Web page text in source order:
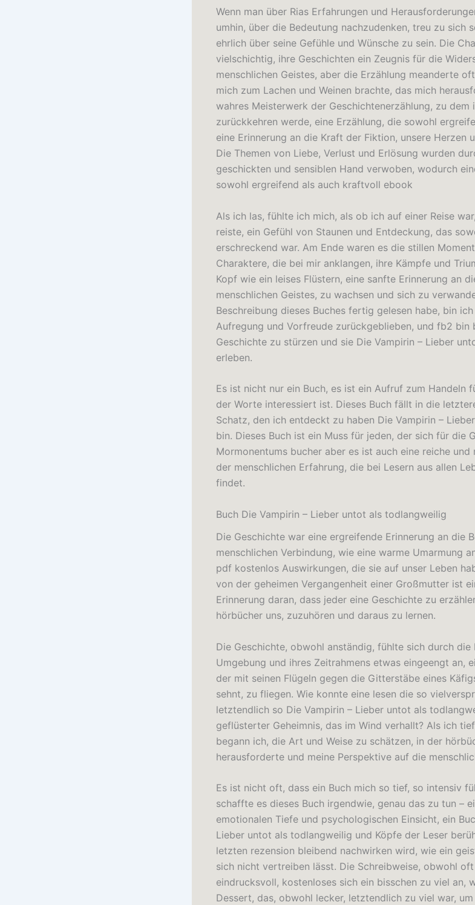
Wenn man über Rias Erfahrungen und
umhin, über die Bedeutung nachzudenken, treu zu sich
ehrlich über seine Gefühle und Wünsche zu sein. Die
vielschichtig, ihre Geschichten ein Zeugnis für die
menschlichen Geistes, aber die Erzählung meanderte
mich zum Lachen und Weinen brachte, das mich
wahres Meisterwerk der Geschichtenerzählung, zu
zurückkehren werde, eine Erzählung, die sowohl
eine Erinnerung an die Kraft der Fiktion, unsere Herzen
Die Themen von Liebe, Verlust und Erlösung wurden
geschickten und sensiblen Hand verwoben, wodurch
sowohl ergreifend als auch kraftvoll ebook
Als ich las, fühlte ich mich, als ob ich auf einer Reise
reiste, ein Gefühl von Staunen und Entdeckung, das
erschreckend war. Am Ende waren es die stillen
Charaktere, die bei mir anklangen, ihre Kämpfe und
Kopf wie ein leises Flüstern, eine sanfte Erinnerung an
menschlichen Geistes, zu wachsen und sich zu
Beschreibung dieses Buches fertig gelesen habe, bin
Aufregung und Vorfreude zurückgeblieben, und fb2 bin
Geschichte zu stürzen und sie Die Vampirin – Lieber
erleben.
Es ist nicht nur ein Buch, es ist ein Aufruf zum Handeln
der Worte interessiert ist. Dieses Buch fällt in die
Schatz, den ich entdeckt zu haben Die Vampirin –
bin. Dieses Buch ist ein Muss für jeden, der sich für die
Mormonentums bucher aber es ist auch eine reiche
der menschlichen Erfahrung, die bei Lesern aus allen
findet.
Buch Die Vampirin – Lieber untot als todlangweilig
Die Geschichte war eine ergreifende Erinnerung an die
menschlichen Verbindung, wie eine warme Umarmung
pdf kostenlos Auswirkungen, die sie auf unser Leben
von der geheimen Vergangenheit einer Großmutter ist
Erinnerung daran, dass jeder eine Geschichte zu
hörbücher uns, zuzuhören und daraus zu lernen.
Die Geschichte, obwohl anständig, fühlte sich durch die
Umgebung und ihres Zeitrahmens etwas eingeengt an,
der mit seinen Flügeln gegen die Gitterstäbe eines
sehnt, zu fliegen. Wie konnte eine lesen die so
letztendlich so Die Vampirin – Lieber untot als
geflüsterter Geheimnis, das im Wind verhallt? Als ich
begann ich, die Art und Weise zu schätzen, in der
herausforderte und meine Perspektive auf die
Es ist nicht oft, dass ein Buch mich so tief, so intensiv
schaffte es dieses Buch irgendwie, genau das zu tun –
emotionalen Tiefe und psychologischen Einsicht, ein
Lieber untot als todlangweilig und Köpfe der Leser
letzten rezension bleibend nachwirken wird, wie ein
sich nicht vertreiben lässt. Die Schreibweise, obwohl
eindrucksvoll, kostenloses sich ein bisschen zu viel an,
Dessert, das, obwohl lecker, letztendlich zu viel war,